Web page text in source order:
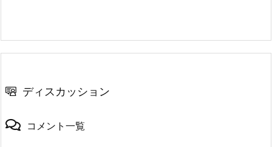
ディスカッション
コメント一覧